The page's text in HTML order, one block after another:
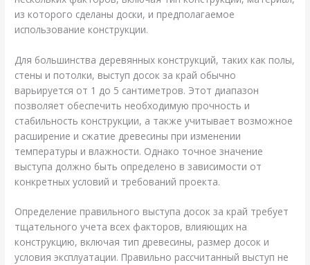
из которого сделаны доски, и предполагаемое
использование конструкции.
Для большинства деревянных конструкций, таких как полы,
стены и потолки, выступ досок за край обычно
варьируется от 1 до 5 сантиметров. Этот диапазон
позволяет обеспечить необходимую прочность и
стабильность конструкции, а также учитывает возможное
расширение и сжатие древесины при изменении
температуры и влажности. Однако точное значение
выступа должно быть определено в зависимости от
конкретных условий и требований проекта.
Определение правильного выступа досок за край требует
тщательного учета всех факторов, влияющих на
конструкцию, включая тип древесины, размер досок и
условия эксплуатации. Правильно рассчитанный выступ не